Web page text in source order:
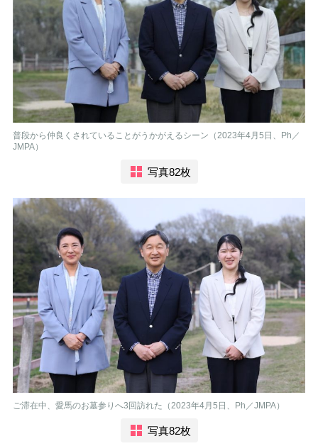
普段から仲良くされていることがうかがえるシーン（2023年4月5日、Ph／
JMPA）
写真82枚
ご滞在中、愛馬のお墓参りへ3回訪れた（2023年4月5日、Ph／JMPA）
写真82枚